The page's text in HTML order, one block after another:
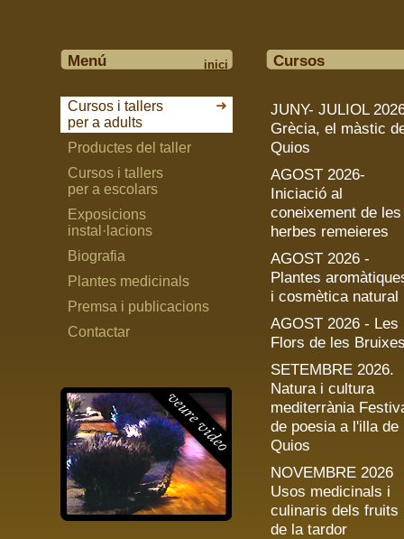
Menú inici
Cursos i tallers
per a adults
Productes del taller
Cursos i tallers
per a escolars
Exposicions
instal·lacions
Biografia
Plantes medicinals
Premsa i publicacions
Contactar
Cursos
JUNY- JULIOL
Grècia, el màstic
Quios
AGOST 2026-
Iniciació al
coneixement de les
herbes remeieres
AGOST 2026 -
Plantes
i cosmètica natural
AGOST 2026 - Les
Flors de les
SETEMBRE 2026.
Natura i cultura
mediterrània
de poesia a l'illa de
Quios
NOVEMBRE 2026
Usos medicinals i
culinaris dels fruits
de la tardor